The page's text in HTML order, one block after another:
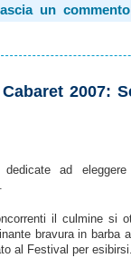
un
2007:
ad
il culmine si
bravura in barba
al Festival per